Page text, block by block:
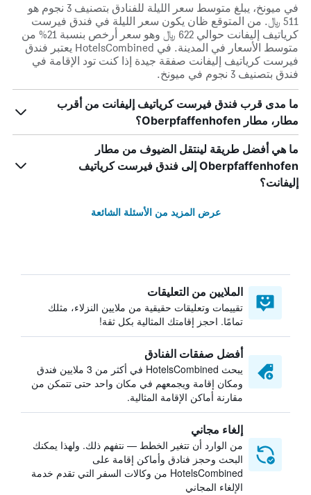
في ميونخ، يبلغ متوسط ​​سعر الليلة للفنادق بتصنيف 3 نجوم هو
511 ﷼. من المتوقع ظان يكون سعر الليلة في فندق فيرست
كرياتيف إليفانت حوالي 622 ﷼ وهو سعر أرخص بنسبة 21% من
متوسط الأسعار في المدينة. في HotelsCombined يعتبر فندق
فيرست كرياتيف إليفانت صفقة جيدة إذا كنت تود الإقامة في
فندق بتصنيف 3 نجوم في ميونخ.
ما مدى قرب فندق فيرست كرياتيف إليفانت من أقرب
مطار، مطار Oberpfaffenhofen؟
ما هي أفضل طريقة لينتقل الضيوف من مطار
Oberpfaffenhofen إلى فندق فيرست كرياتيف
إليفانت؟
عرض المزيد من الأسئلة الشائعة
الملايين من التعليقات
تقييمات وتعليقات حقيقية من ملايين النزلاء، مثلك
تمامًا. احجز إقامتك المثالية بكل ثقة!
أفضل صفقات الفنادق
يبحث HotelsCombined في أكثر من 3 ملايين فندق
ومكان إقامة ويجمعهم في مكان واحد حتى تتمكن من
مقارنة أماكن الإقامة المثالية.
إلغاء مجاني
من الوارد أن تتغير الخطط — نتفهم ذلك. ولهذا يمكنك
البحث وحجز فنادق وأماكن إقامة على
HotelsCombined من وكالات السفر التي تقدم خدمة
الإلغاء المجاني